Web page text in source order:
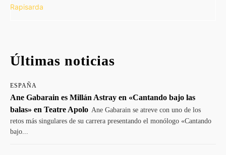
Últimas noticias
ESPAÑA
Ane Gabarain es Millán Astray en «Cantando bajo las
balas» en Teatre Apolo Ane Gabarain se atreve con uno de los
retos más singulares de su carrera presentando el monólogo «Cantando
bajo...